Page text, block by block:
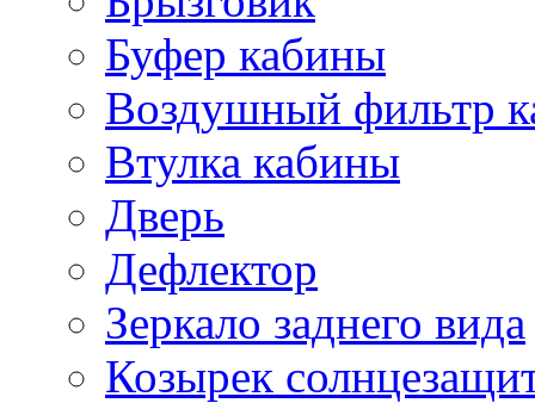
Буфер кабины
Воздушный фильтр
Втулка кабины
Дверь
Дефлектор
Зеркало заднего вида
Козырек